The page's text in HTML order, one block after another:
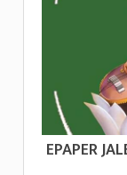
EPAPER